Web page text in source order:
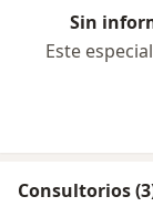
Sin
Este
Consultorios